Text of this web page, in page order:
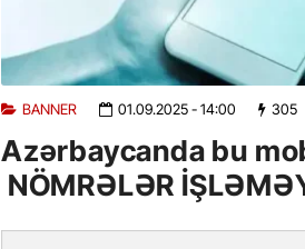
BANNER 01.09.2025- 14:00 305
Azərbaycanda bu
NÖMRƏLƏR